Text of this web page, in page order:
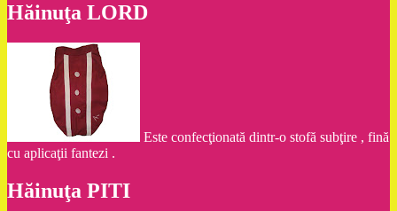
Hăinuţa LORD
Este confecţionată dintr-o stofă subţire , fină
cu aplicaţii fantezi .
Hăinuţa PITI